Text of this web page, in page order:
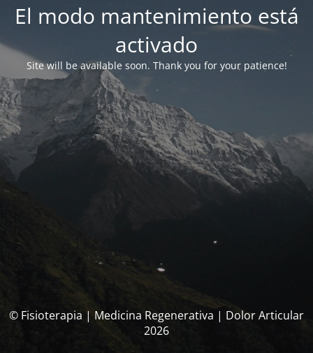
El modo mantenimiento está
activado
Site will be available soon. Thank you for your patience!
© Fisioterapia | Medicina Regenerativa | Dolor Articular
2026